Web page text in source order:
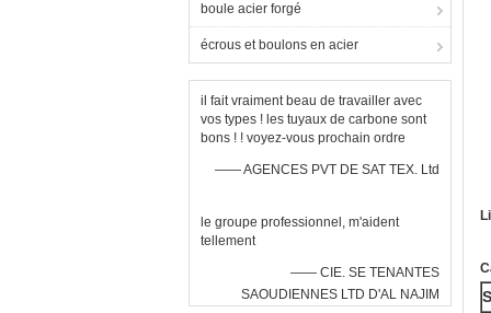
boule acier forgé
écrous et boulons en acier
il fait vraiment beau de travailler avec
vos types ! les tuyaux de carbone sont
bons ! ! voyez-vous prochain ordre
—— AGENCES PVT DE SAT TEX. Ltd
le groupe professionnel, m'aident
tellement
—— CIE. SE TENANTES
SAOUDIENNES LTD D'AL NAJIM